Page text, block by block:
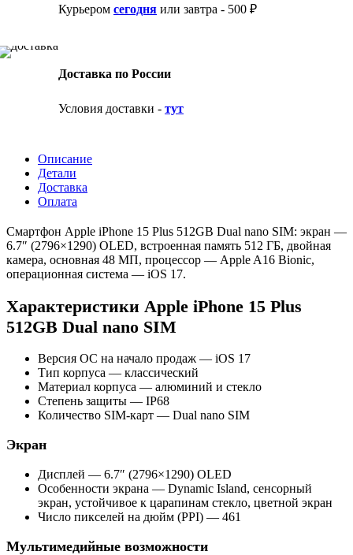
Курьером сегодня или завтра - 500 ₽
Доставка по России
Условия доставки - тут
Описание
Детали
Доставка
Оплата
Смартфон Apple iPhone 15 Plus 512GB Dual nano SIM: экран —
6.7″ (2796×1290) OLED, встроенная память 512 ГБ, двойная
камера, основная 48 МП, процессор — Apple A16 Bionic,
операционная система — iOS 17.
Характеристики Apple iPhone 15 Plus
512GB Dual nano SIM
Версия ОС на начало продаж — iOS 17
Тип корпуса — классический
Материал корпуса — алюминий и стекло
Степень защиты — IP68
Количество SIM-карт — Dual nano SIM
Экран
Дисплей — 6.7″ (2796×1290) OLED
Особенности экрана — Dynamic Island, сенсорный
экран, устойчивое к царапинам стекло, цветной экран
Число пикселей на дюйм (PPI) — 461
Мультимедийные возможности